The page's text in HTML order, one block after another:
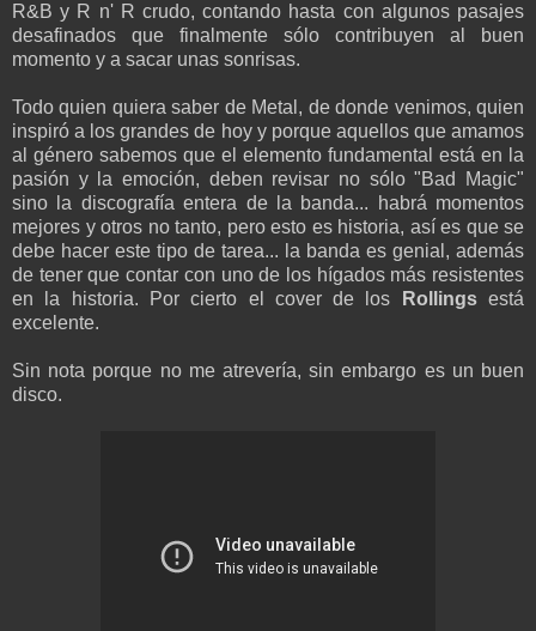
R&B y R n' R crudo, contando hasta con algunos pasajes
desafinados que finalmente sólo contribuyen al buen
momento y a sacar unas sonrisas.
Todo quien quiera saber de Metal, de donde venimos, quien
inspiró a los grandes de hoy y porque aquellos que amamos
al género sabemos que el elemento fundamental está en la
pasión y la emoción, deben revisar no sólo "Bad Magic"
sino la discografía entera de la banda... habrá momentos
mejores y otros no tanto, pero esto es historia, así es que se
debe hacer este tipo de tarea... la banda es genial, además
de tener que contar con uno de los hígados más resistentes
en la historia. Por cierto el cover de los
Rollingsestá
excelente.
Sin nota porque no me atrevería, sin embargo es un buen
disco.